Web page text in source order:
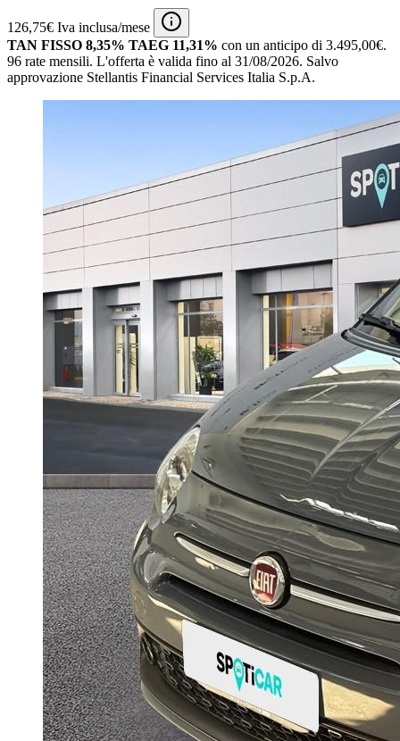
126,75€ Iva inclusa/mese
TAN FISSO 8,35% TAEG 11,31% con un anticipo di 3.495,00€.
96 rate mensili. L'offerta è valida fino al 31/08/2026. Salvo
approvazione Stellantis Financial Services Italia S.p.A.